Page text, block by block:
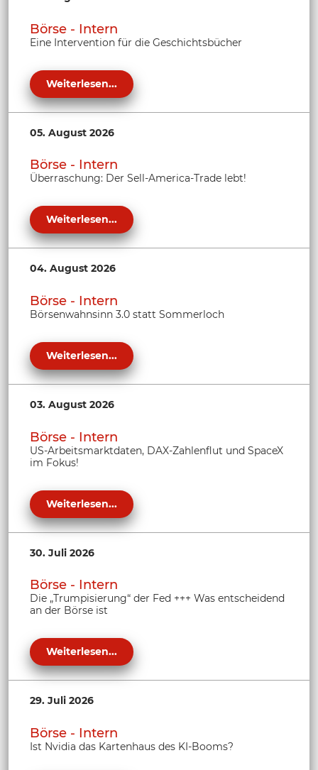
Börse - Intern
Eine Intervention für die Geschichtsbücher
Weiterlesen...
05. August 2026
Börse - Intern
Überraschung: Der Sell-America-Trade lebt!
Weiterlesen...
04. August 2026
Börse - Intern
Börsenwahnsinn 3.0 statt Sommerloch
Weiterlesen...
03. August 2026
Börse - Intern
US-Arbeitsmarktdaten, DAX-Zahlenflut und SpaceX
im Fokus!
Weiterlesen...
30. Juli 2026
Börse - Intern
Die „Trumpisierung“ der Fed +++ Was entscheidend
an der Börse ist
Weiterlesen...
29. Juli 2026
Börse - Intern
Ist Nvidia das Kartenhaus des KI-Booms?